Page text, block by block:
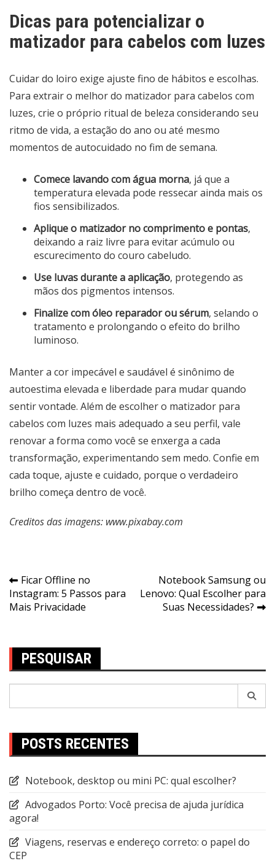
Dicas para potencializar o
matizador para cabelos com luzes
Cuidar do loiro exige ajuste fino de hábitos e escolhas.
Para extrair o melhor do matizador para cabelos com
luzes, crie o próprio ritual de beleza considerando seu
ritmo de vida, a estação do ano ou até mesmo
momentos de autocuidado no fim de semana.
Comece lavando com água morna, já que a
temperatura elevada pode ressecar ainda mais os
fios sensibilizados.
Aplique o matizador no comprimento e pontas,
deixando a raiz livre para evitar acúmulo ou
escurecimento do couro cabeludo.
Use luvas durante a aplicação, protegendo as
mãos dos pigmentos intensos.
Finalize com óleo reparador ou sérum, selando o
tratamento e prolongando o efeito do brilho
luminoso.
Manter a cor impecável e saudável é sinônimo de
autoestima elevada e liberdade para mudar quando
sentir vontade. Além de escolher o matizador para
cabelos com luzes mais adequado a seu perfil, vale
renovar a forma como você se enxerga a cada
transformação, experimentando sem medo. Confie em
cada toque, ajuste e cuidado, porque o verdadeiro
brilho começa dentro de você.
Creditos das imagens: www.pixabay.com
Navegação
de
Ficar Offline no
Instagram: 5 Passos para
Mais Privacidade
Notebook Samsung ou
Lenovo: Qual Escolher para
Suas Necessidades?
PESQUISAR
POSTS RECENTES
Notebook, desktop ou mini PC: qual escolher?
Advogados Porto: Você precisa de ajuda jurídica
agora!
Viagens, reservas e endereço correto: o papel do
CEP